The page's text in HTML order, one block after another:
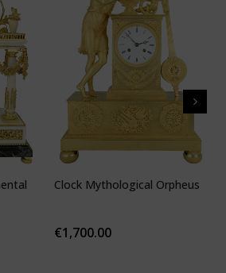
Clock Mythological Orpheus
€1,700.00